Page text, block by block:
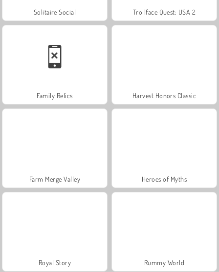
Solitaire Social Trollface Quest: USA 2
Family Relics Harvest Honors Classic
Farm Merge Valley Heroes of Myths
Royal Story Rummy World